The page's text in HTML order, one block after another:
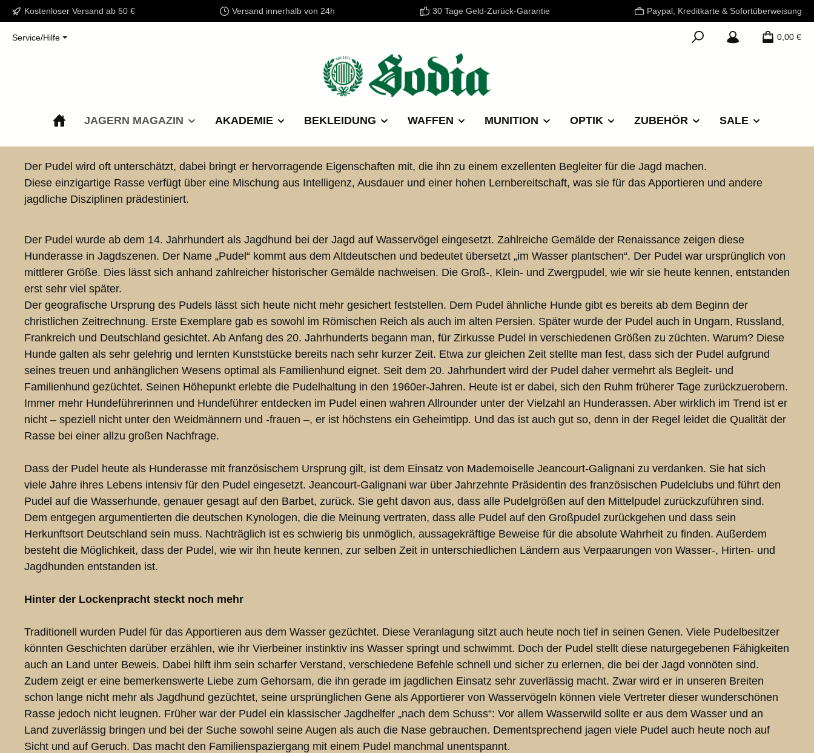
Hauptinhalt springen
Zur Suche springen
Zur Hauptnavigation springen
Kostenloser Versand ab 50 € Versand innerhalb von 24h 30 Tage Geld-Zurück-Garantie Paypal, Kreditkarte & Sofortüberweisung
Service/Hilfe 0,00 €
JAGERN MAGAZIN AKADEMIE BEKLEIDUNG WAFFEN MUNITION OPTIK ZUBEHÖR SALE
Der Pudel wird oft unterschätzt, dabei bringt er hervorragende Eigenschaften mit, die ihn zu einem exzellenten Begleiter für die Jagd machen.
Diese einzigartige Rasse verfügt über eine Mischung aus Intelligenz, Ausdauer und einer hohen Lernbereitschaft, was sie für das Apportieren und andere
jagdliche Disziplinen prädestiniert.
Der Pudel wurde ab dem 14. Jahrhundert als Jagdhund bei der Jagd auf Wasservögel eingesetzt. Zahlreiche Gemälde der Renaissance zeigen diese
Hunderasse in Jagdszenen. Der Name „Pudel“ kommt aus dem Altdeutschen und bedeutet übersetzt „im Wasser plantschen“. Der Pudel war ursprünglich von
mittlerer Größe. Dies lässt sich anhand zahlreicher historischer Gemälde nachweisen. Die Groß-, Klein- und Zwergpudel, wie wir sie heute kennen, entstanden
erst sehr viel später.
Der geografische Ursprung des Pudels lässt sich heute nicht mehr gesichert feststellen. Dem Pudel ähnliche Hunde gibt es bereits ab dem Beginn der
christlichen Zeitrechnung. Erste Exemplare gab es sowohl im Römischen Reich als auch im alten Persien. Später wurde der Pudel auch in Ungarn, Russland,
Frankreich und Deutschland gesichtet. Ab Anfang des 20. Jahrhunderts begann man, für Zirkusse Pudel in verschiedenen Größen zu züchten. Warum? Diese
Hunde galten als sehr gelehrig und lernten Kunststücke bereits nach sehr kurzer Zeit. Etwa zur gleichen Zeit stellte man fest, dass sich der Pudel aufgrund
seines treuen und anhänglichen Wesens optimal als Familienhund eignet. Seit dem 20. Jahrhundert wird der Pudel daher vermehrt als Begleit- und
Familienhund gezüchtet. Seinen Höhepunkt erlebte die Pudelhaltung in den 1960er-Jahren. Heute ist er dabei, sich den Ruhm früherer Tage zurückzuerobern.
Immer mehr Hundeführerinnen und Hundeführer entdecken im Pudel einen wahren Allrounder unter der Vielzahl an Hunderassen. Aber wirklich im Trend ist er
nicht – speziell nicht unter den Weidmännern und -frauen –, er ist höchstens ein Geheimtipp. Und das ist auch gut so, denn in der Regel leidet die Qualität der
Rasse bei einer allzu großen Nachfrage.
Dass der Pudel heute als Hunderasse mit französischem Ursprung gilt, ist dem Einsatz von Mademoiselle Jeancourt-Galignani zu verdanken. Sie hat sich
viele Jahre ihres Lebens intensiv für den Pudel eingesetzt. Jeancourt-Galignani war über Jahrzehnte Präsidentin des französischen Pudelclubs und führt den
Pudel auf die Wasserhunde, genauer gesagt auf den Barbet, zurück. Sie geht davon aus, dass alle Pudelgrößen auf den Mittelpudel zurückzuführen sind.
Dem entgegen argumentierten die deutschen Kynologen, die die Meinung vertraten, dass alle Pudel auf den Großpudel zurückgehen und dass sein
Herkunftsort Deutschland sein muss. Nachträglich ist es schwierig bis unmöglich, aussagekräftige Beweise für die absolute Wahrheit zu finden. Außerdem
besteht die Möglichkeit, dass der Pudel, wie wir ihn heute kennen, zur selben Zeit in unterschiedlichen Ländern aus Verpaarungen von Wasser-, Hirten- und
Jagdhunden entstanden ist.
Hinter der Lockenpracht steckt noch mehr
Traditionell wurden Pudel für das Apportieren aus dem Wasser gezüchtet. Diese Veranlagung sitzt auch heute noch tief in seinen Genen. Viele Pudelbesitzer
könnten Geschichten darüber erzählen, wie ihr Vierbeiner instinktiv ins Wasser springt und schwimmt. Doch der Pudel stellt diese naturgegebenen Fähigkeiten
auch an Land unter Beweis. Dabei hilft ihm sein scharfer Verstand, verschiedene Befehle schnell und sicher zu erlernen, die bei der Jagd vonnöten sind.
Zudem zeigt er eine bemerkenswerte Liebe zum Gehorsam, die ihn gerade im jagdlichen Einsatz sehr zuverlässig macht. Zwar wird er in unseren Breiten
schon lange nicht mehr als Jagdhund gezüchtet, seine ursprünglichen Gene als Apportierer von Wasservögeln können viele Vertreter dieser wunderschönen
Rasse jedoch nicht leugnen. Früher war der Pudel ein klassischer Jagdhelfer „nach dem Schuss“: Vor allem Wasserwild sollte er aus dem Wasser und an
Land zuverlässig bringen und bei der Suche sowohl seine Augen als auch die Nase gebrauchen. Dementsprechend jagen viele Pudel auch heute noch auf
Sicht und auf Geruch. Das macht den Familienspaziergang mit einem Pudel manchmal unentspannt.